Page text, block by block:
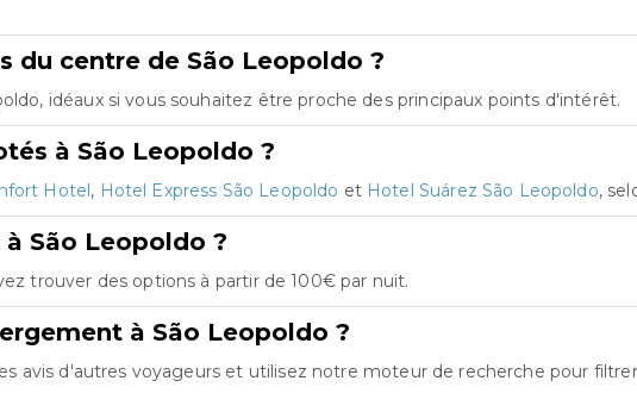
du centre de São Leopoldo ?
idéaux si vous souhaitez être proche des principaux points d'intérêt.
à São Leopoldo ?
Hotel, Hotel Express São Leopoldo et Hotel Suárez São Leopoldo,
São Leopoldo ?
trouver des options à partir de 100€ par nuit.
à São Leopoldo ?
avis d'autres voyageurs et utilisez notre moteur de recherche pour